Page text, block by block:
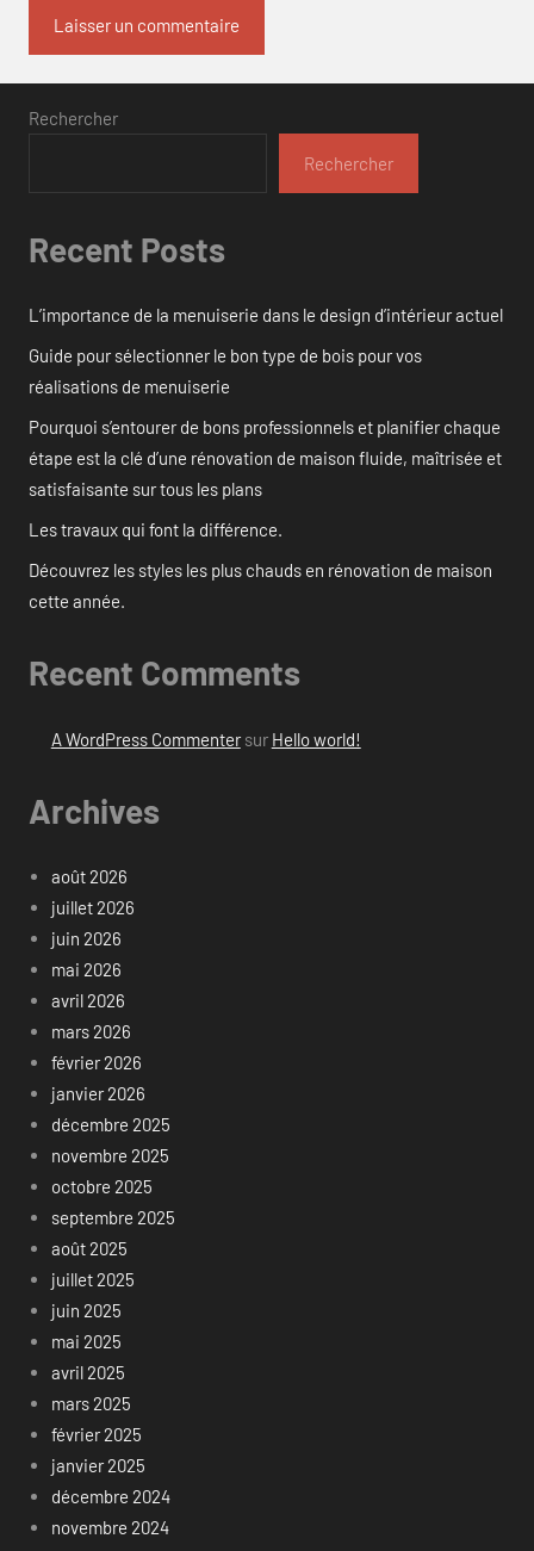
Rechercher
Rechercher
Recent Posts
L’importance de la menuiserie dans le design d’intérieur actuel
Guide pour sélectionner le bon type de bois pour vos
réalisations de menuiserie
Pourquoi s’entourer de bons professionnels et planifier chaque
étape est la clé d’une rénovation de maison fluide, maîtrisée et
satisfaisante sur tous les plans
Les travaux qui font la différence.
Découvrez les styles les plus chauds en rénovation de maison
cette année.
Recent Comments
A WordPress Commentersur Hello world!
Archives
août 2026
juillet 2026
juin 2026
mai 2026
avril 2026
mars 2026
février 2026
janvier 2026
décembre 2025
novembre 2025
octobre 2025
septembre 2025
août 2025
juillet 2025
juin 2025
mai 2025
avril 2025
mars 2025
février 2025
janvier 2025
décembre 2024
novembre 2024